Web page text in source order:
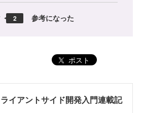
2 参考になった
ポスト
イアントサイド開発入門連載記